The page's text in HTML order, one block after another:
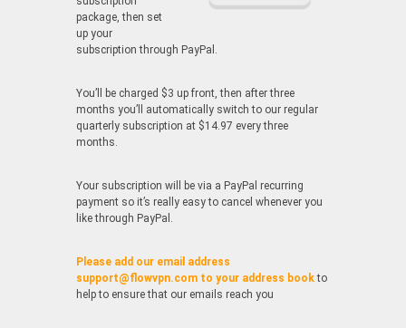
package, then set
up your
subscription through PayPal.
You’ll be charged $3 up front, then after three
months you’ll automatically switch to our regular
quarterly subscription at $14.97 every three
months.
Your subscription will be via a PayPal recurring
payment so it’s really easy to cancel whenever you
like through PayPal.
Please add our email address
support@flowvpn.com to your address bookto
help to ensure that our emails reach you